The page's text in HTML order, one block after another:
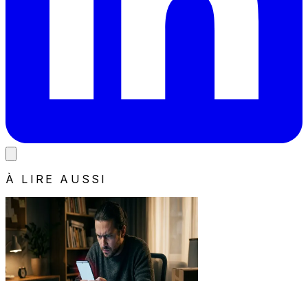
À LIRE AUSSI